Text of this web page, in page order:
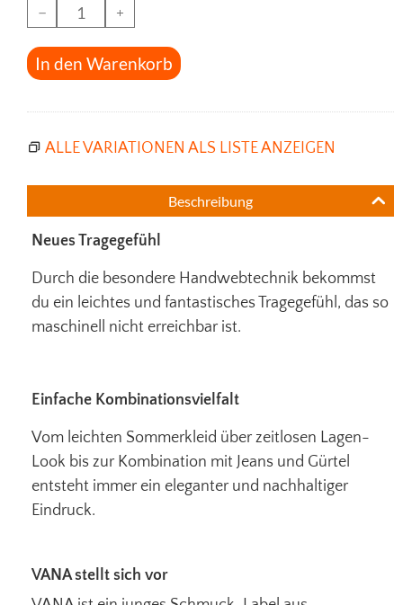
−
+
In den Warenkorb
ALLE VARIATIONEN ALS LISTE ANZEIGEN
Beschreibung
Neues Tragegefühl
Durch die besondere Handwebtechnik bekommst
du ein leichtes und fantastisches Tragegefühl, das so
maschinell nicht erreichbar ist.
Einfache Kombinationsvielfalt
Vom leichten Sommerkleid über zeitlosen Lagen-
Look bis zur Kombination mit Jeans und Gürtel
entsteht immer ein eleganter und nachhaltiger
Eindruck.
VANA stellt sich vor